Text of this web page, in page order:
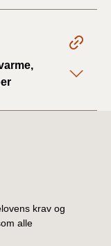
krav og
alle